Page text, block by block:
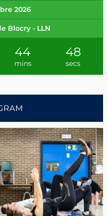
2026
Blocry - LLN
44
mins
47
secs